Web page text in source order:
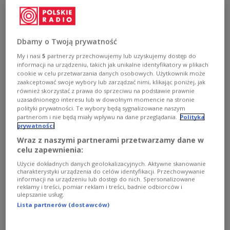
- Biało-czerwona flaga nie jest ani prawicowa, ani
lewicowa. Biało-czerwona flaga, nasze barwy narodowe
należą do wszystkich - mówił we wtorek w Tychach
(Śląskie) premier Mateusz Morawiecki.
Zobacz więcej na temat:POLSKA
patriotyzm
Mateusz Morawiecki społeczeństwo premier
Zmarł Alfred Znamierowski - jeden z
czołowych helardyków na świecie
Dbamy o Twoją prywatność
My i nasi5 partnerzy przechowujemy lub uzyskujemy dostęp do
informacji na urządzeniu, takich jak unikalne identyfikatory w plikach
cookie w celu przetwarzania danych osobowych. Użytkownik może
zaakceptować swoje wybory lub zarządzać nimi, klikając poniżej, jak
również skorzystać z prawa do sprzeciwu na podstawie prawnie
uzasadnionego interesu lub w dowolnym momencie na stronie
polityki prywatności. Te wybory będą sygnalizowane naszym
partnerom i nie będą miały wpływu na dane przeglądania.
Polityka
prywatności
Wraz z naszymi partnerami przetwarzamy dane w
celu zapewnienia:
Użycie dokładnych danych geolokalizacyjnych. Aktywne skanowanie
charakterystyki urządzenia do celów identyfikacji. Przechowywanie
informacji na urządzeniu lub dostęp do nich. Spersonalizowane
reklamy i treści, pomiar reklam i treści, badnie odbiorców i
ulepszanie usług.
Lista partnerów (dostawców)